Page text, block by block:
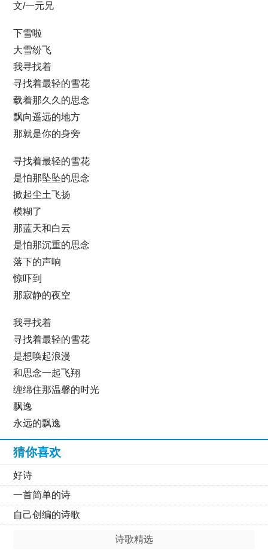
文/一元兄
下雪啦
大雪纷飞
我寻找着
寻找着最轻的雪花
载着那久久的思念
飘向遥远的地方
那就是你的身旁
寻找着最轻的雪花
是怕那坠坠的思念
掀起尘土飞扬
模糊了
那蓝天和白云
是怕那沉重的思念
落下的声响
惊吓到
那寂静的夜空
我寻找着
寻找着最轻的雪花
是想唤起浪漫
和思念一起飞翔
缠绵住那温馨的时光
飘逸
永远的飘逸
猜你喜欢
好诗
一首简单的诗
自己创编的诗歌
诗歌精选